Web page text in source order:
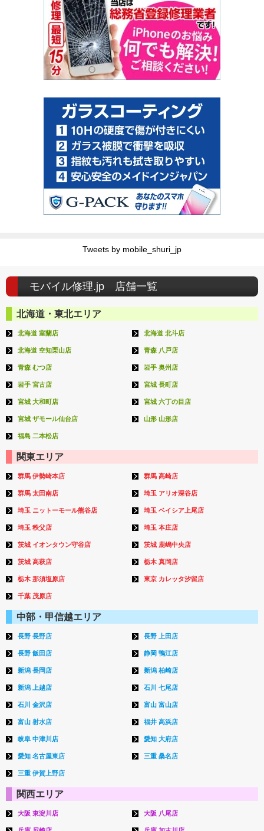
Tweets by mobile_shuri_jp
モバイル修理.jp 店舗一覧
北海道・東北エリア
北海道 室蘭店 北海道 北斗店
北海道 空知栗山店 青森 八戸店
青森 むつ店 岩手 奥州店
岩手 宮古店 宮城 長町店
宮城 大和町店 宮城 六丁の目店
宮城 ザモール仙台店 山形 山形店
福島 二本松店
関東エリア
群馬 伊勢崎本店 群馬 高崎店
群馬 太田南店 埼玉 アリオ深谷店
埼玉 ニットーモール熊谷店 埼玉 ベイシア上尾店
埼玉 秩父店 埼玉 本庄店
茨城 イオンタウン守谷店 茨城 鹿嶋中央店
茨城 高萩店 栃木 真岡店
栃木 那須塩原店 東京 カレッタ汐留店
千葉 茂原店
中部・甲信越エリア
長野 長野店 長野 上田店
長野 飯田店 静岡 鴨江店
新潟 長岡店 新潟 柏崎店
新潟 上越店 石川 七尾店
石川 金沢店 富山 富山店
富山 射水店 福井 高浜店
岐阜 中津川店 愛知 大府店
愛知 名古屋東店 三重 桑名店
三重 伊賀上野店
関西エリア
大阪 東淀川店 大阪 八尾店